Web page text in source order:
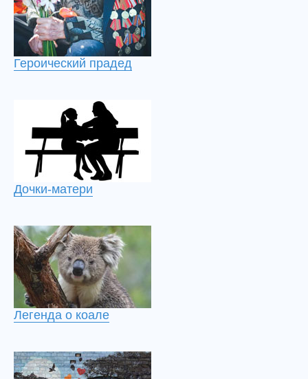
Героический прадед
Дочки-матери
Легенда о коале